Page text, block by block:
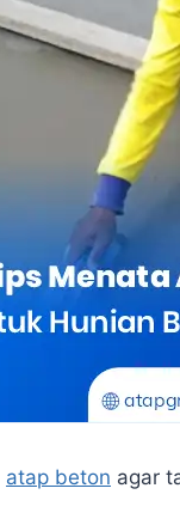
atap beton agar